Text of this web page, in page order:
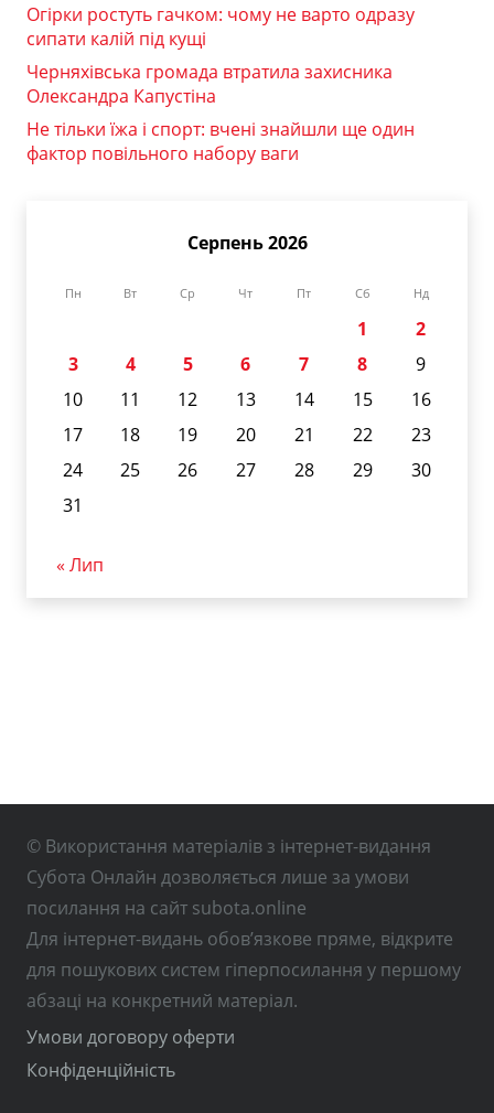
Огірки ростуть гачком: чому не варто одразу
сипати калій під кущі
Черняхівська громада втратила захисника
Олександра Капустіна
Не тільки їжа і спорт: вчені знайшли ще один
фактор повільного набору ваги
Серпень 2026
Пн Вт Ср Чт Пт Сб Нд
1
2
3
4 5 6 7 8
9
10
11 12 13 14 15
16
17
18 19 20 21 22
23
24
25 26 27 28 29
30
31
« Лип
© Використання матеріалів з інтернет-видання
Субота Онлайн дозволяється лише за умови
посилання на сайт subota.online
Для інтернет-видань обов’язкове пряме, відкрите
для пошукових систем гіперпосилання у першому
абзаці на конкретний матеріал.
Умови договору оферти
Конфіденційність